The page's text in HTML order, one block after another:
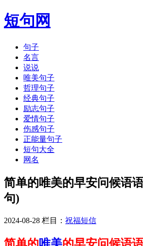
短句网
句子
名言
说说
唯美句子
哲理句子
经典句子
励志句子
爱情句子
伤感句子
正能量句子
短句大全
网名
简单的唯美的早安问候语
句)
2024-08-28 栏目： 祝福短信
简单的唯美的早安问候语